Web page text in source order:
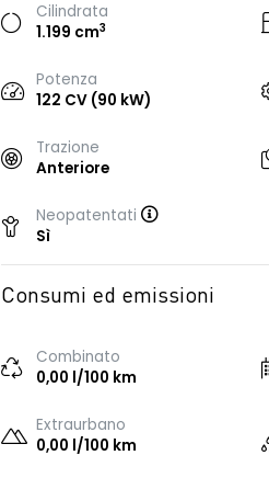
Cilindrata
1.199 cm3
Potenza
122 CV (90 kW)
Trazione
Anteriore
Neopatentati
Sì
Consumi ed emissioni
Combinato
0,00 l/100 km
Extraurbano
0,00 l/100 km